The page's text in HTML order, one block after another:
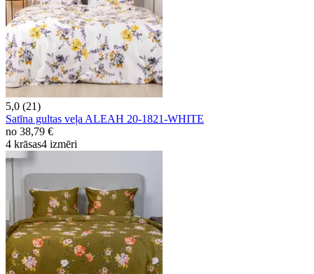
5,0 (21)
Satīna gultas veļa ALEAH 20-1821-WHITE
no 38,79 €
4 krāsas4 izmēri